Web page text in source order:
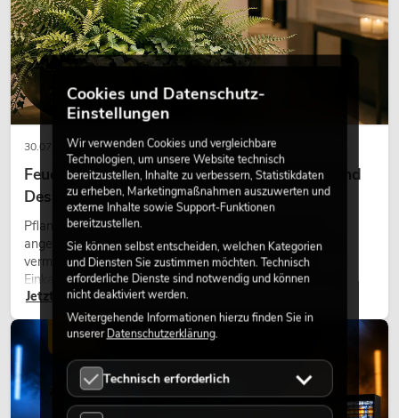
30.07.2026
Feuerhemmende Kunstpflanzen: Sicherheit und
Design perfekt kombiniert
Pflanzen machen Räume lebendig. Sie schaffen eine
angenehme Atmosphäre, verbessern das Ambiente und
vermitteln Natürlichkeit. Ob in Hotels, Restaurants,
Einkaufszentren, Bürogebäuden oder auf Messeständen:
eine hochwertige Begrünung gehört heute längst zum
modernen Raumkonzept.
Jetzt lesen
LICHT
Cookies und Datenschutz-
Einstellungen
Wir verwenden Cookies und vergleichbare
Technologien, um unsere Website technisch
bereitzustellen, Inhalte zu verbessern, Statistikdaten
zu erheben, Marketingmaßnahmen auszuwerten und
externe Inhalte sowie Support-Funktionen
bereitzustellen.
Sie können selbst entscheiden, welchen Kategorien
und Diensten Sie zustimmen möchten. Technisch
erforderliche Dienste sind notwendig und können
nicht deaktiviert werden.
Weitergehende Informationen hierzu finden Sie in
unsererDatenschutzerklärung.
Technisch erforderlich